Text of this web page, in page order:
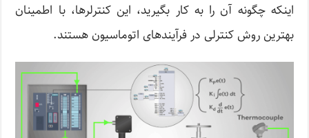
اینکه چگونه آن را به کار بگیرید، این کنترلرها، با اطمینان
بهترین روش کنترلی در فرآیندهای اتوماسیون هستند.